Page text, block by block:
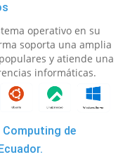
operativo en su
soporta una amplia
y atiende una
informáticas.
Computing de